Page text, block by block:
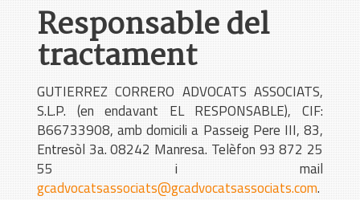
Responsable del
tractament
GUTIERREZ CORRERO ADVOCATS ASSOCIATS,
S.L.P. (en endavant EL RESPONSABLE), CIF:
B66733908, amb domicili a Passeig Pere III, 83,
Entresòl 3a. 08242 Manresa. Telèfon 93 872 25
55 i mail
gcadvocatsassociats
gcadvocatsassociats.com.